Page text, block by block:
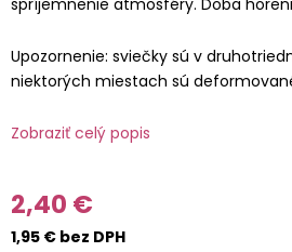
spríjemnenie atmosféry. Doba
Upozornenie: sviečky sú v
niektorých miestach sú
Zobraziť celý popis
2,40 €
1,95 € bez DPH